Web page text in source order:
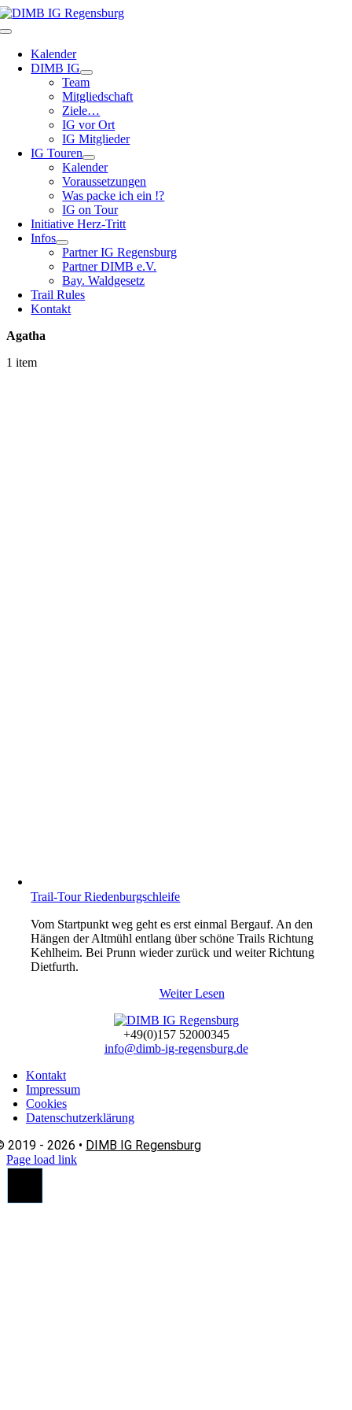
Zum
Inhalt
Toggle
NavigationKalender
DIMB IG
Team
Mitgliedschaft
Ziele…
IG vor Ort
IG Mitglieder
IG Touren
Kalender
Voraussetzungen
Was packe ich ein !?
IG on Tour
Initiative Herz-Tritt
Infos
Partner IG Regensburg
Partner DIMB e.V.
Bay. Waldgesetz
Trail Rules
Kontakt
Agatha
1 item
Trail-Tour Riedenburgschleife
Vom Startpunkt weg geht es erst einmal Bergauf. An den
Hängen der Altmühl entlang über schöne Trails Richtung
Kehlheim. Bei Prunn wieder zurück und weiter Richtung
Dietfurth.
Weiter Lesen
+49(0)157 52000345
info@dimb-ig-regensburg.de
Kontakt
Impressum
Cookies
Datenschutzerklärung
2019 - 2026 • DIMB IG Regensburg
Page load link
Nach